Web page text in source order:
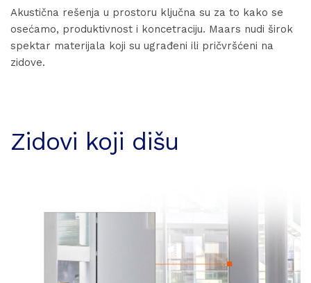
Akustična rešenja u prostoru ključna su za to kako se
osećamo, produktivnost i koncetraciju. Maars nudi širok
spektar materijala koji su ugrađeni ili pričvršćeni na
zidove.
Zidovi koji dišu